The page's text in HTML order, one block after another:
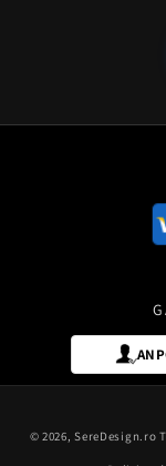
© 2026, SereDesign.ro